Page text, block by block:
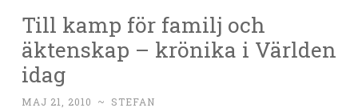
Till kamp för familj och
äktenskap – krönika i Världen
idag
MAJ 21, 2010 ~ STEFAN